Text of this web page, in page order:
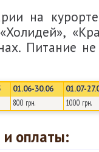
на
Питание
01.06-30.06
01.07-
800 грн. 1000 грн.
и оплаты: